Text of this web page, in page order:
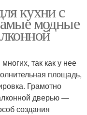
кухни с
модные
так как у нее
площадь,
Грамотно
дверью —
создания